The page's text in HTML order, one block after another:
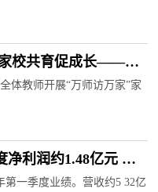
校共育促成长——上
展“万师访万家”活动
体教师开展“万师访万家”家
净利润约1.48亿元 同
第一季度业绩。营收约5 32亿